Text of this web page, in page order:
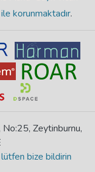
korunmaktadır.
Zeytinburnu,
bize bildirin